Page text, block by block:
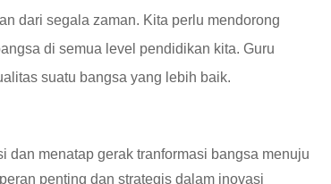
dari segala zaman. Kita perlu mendorong
di semua level pendidikan kita. Guru
suatu bangsa yang lebih baik.
dan menatap gerak tranformasi bangsa menuju
penting dan strategis dalam inovasi